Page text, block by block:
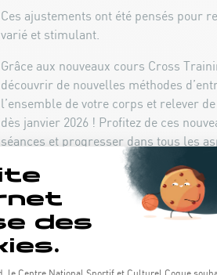
Ces ajustements ont été pensés pour
varié et stimulant.
Grâce aux nouveaux cours Cross
découvrir de nouvelles méthodes
l’ensemble de votre corps et relever
dès janvier 2026 ! Profitez de ces
séances et progresser dans tous les
Découvrez plus en détail le planning
Programm des cours